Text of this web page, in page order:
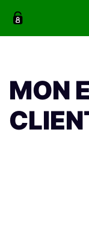
MON